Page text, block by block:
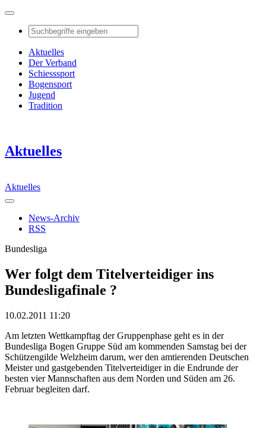
Aktuelles
Der Verband
Schiesssport
Bogensport
Jugend
Tradition
Aktuelles
Aktuelles
News-Archiv
RSS
Bundesliga
Wer folgt dem Titelverteidiger ins
Bundesligafinale ?
10.02.2011 11:20
Am letzten Wettkampftag der Gruppenphase geht es in der
Bundesliga Bogen Gruppe Süd am kommenden Samstag bei der
Schützengilde Welzheim darum, wer den amtierenden Deutschen
Meister und gastgebenden Titelverteidiger in die Endrunde der
besten vier Mannschaften aus dem Norden und Süden am 26.
Februar begleiten darf.